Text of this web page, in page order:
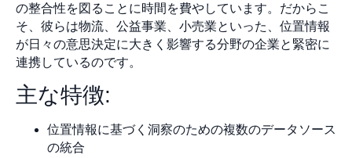
の整合性を図ることに時間を費やしています。だからこ
そ、彼らは物流、公益事業、小売業といった、位置情報
が日々の意思決定に大きく影響する分野の企業と緊密に
連携しているのです。
主な特徴:
位置情報に基づく洞察のための複数のデータソース
の統合